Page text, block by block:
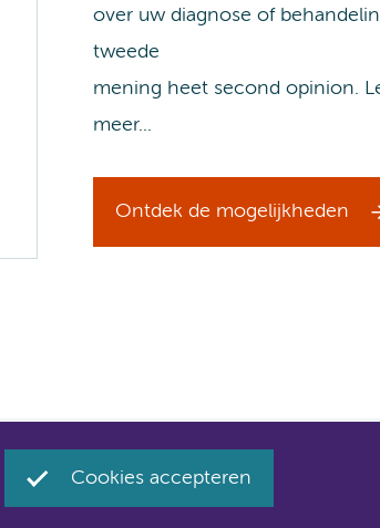
over uw diagnose of
tweede
mening heet second opinion.
meer...
Ontdek de mogelijkheden
verhuist naar amsterdamumc.nl en
Cookies accepteren